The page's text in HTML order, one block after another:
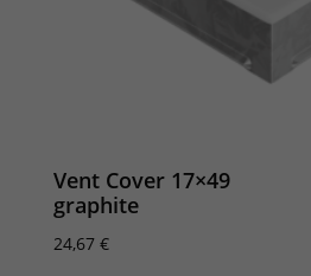
Vent Cover 17×49
graphite
24,67 €